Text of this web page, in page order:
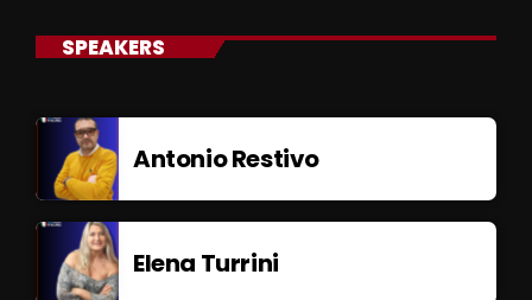
SPEAKERS
Antonio Restivo
Elena Turrini